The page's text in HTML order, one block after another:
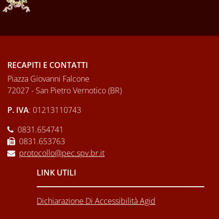
RECAPITI E CONTATTI
Piazza Giovanni Falcone
72027 - San Pietro Vernotico (BR)
P. IVA: 01213110743
0831.654741
0831.653763
protocollo@pec.spv.br.it
LINK UTILI
Dichiarazione Di Accessibilità Agid